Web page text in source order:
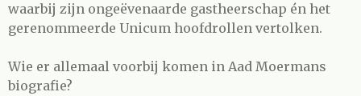
waarbij zijn ongeëvenaarde gastheerschap én het
gerenommeerde Unicum hoofdrollen vertolken.
Wie er allemaal voorbij komen in Aad Moermans
biografie?